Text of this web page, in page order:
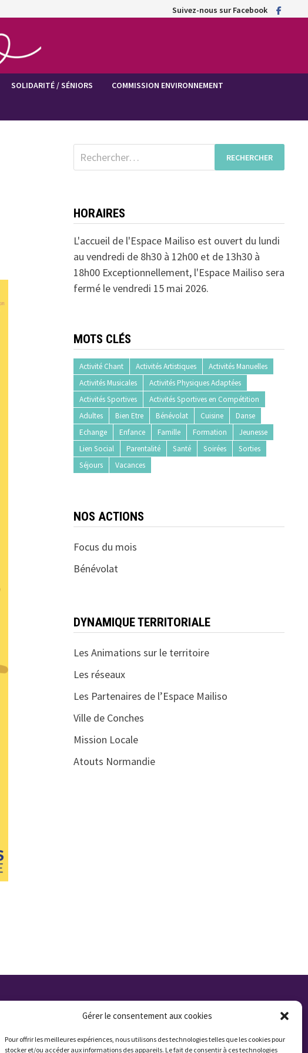
Gérer le consentement aux cookies
Pour offrir les meilleures expériences, nous utilisons des technologies telles que les cookies pour
stocker et/ou accéder aux informations des appareils. Le fait de consentir à ces technologies
Suivez-nous sur Facebook
SOLIDARITÉ / SÉNIORS COMMISSION ENVIRONNEMENT
Rechercher :
HORAIRES
L'accueil de l'Espace Mailiso est ouvert du lundi
au vendredi de 8h30 à 12h00 et de 13h30 à
18h00 Exceptionnellement, l'Espace Mailiso sera
fermé le vendredi 15 mai 2026.
MOTS CLÉS
Activité Chant Activités Artistiques
Activités Manuelles
Activités Musicales
Activités Physiques Adaptées
Activités Sportives
Activités Sportives en Compétition
Adultes
Bien Etre Bénévolat Cuisine
Danse
Echange
Enfance Famille Formation
Jeunesse
Lien Social
Parentalité Santé Soirées
Sorties
Séjours
Vacances
NOS ACTIONS
Focus du mois
Bénévolat
DYNAMIQUE TERRITORIALE
Les Animations sur le territoire
Les réseaux
Les Partenaires de l’Espace Mailiso
Ville de Conches
Mission Locale
Atouts Normandie
Qui sommes nous ?
Contactez nous